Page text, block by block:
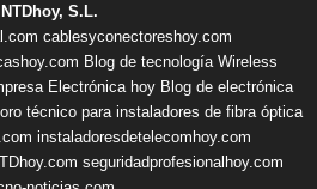
NTDhoy, S.L.
cablesyconectoreshoy.com
Blog de tecnología Wireless
Electrónica hoy Blog de electrónica
técnico para instaladores de fibra óptica
instaladoresdetelecomhoy.com
seguridadprofesionalhoy.com